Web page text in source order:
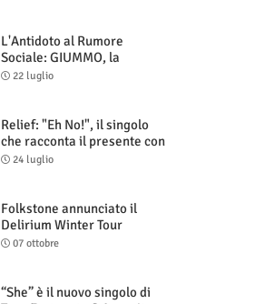
L'Antidoto al Rumore
Sociale: GIUMMO, la
Maschera e la Cruda Verità
22 luglio
Relief: "Eh No!", il singolo
che racconta il presente con
ironia e autenticità
24 luglio
Folkstone annunciato il
Delirium Winter Tour
(Special Edition)
07 ottobre
“She” è il nuovo singolo di